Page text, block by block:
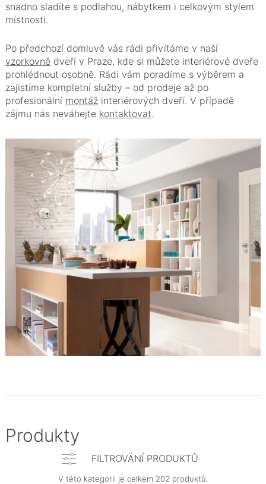
snadno sladíte s podlahou, nábytkem i celkovým stylem
místnosti.
Po předchozí domluvě vás rádi přivítáme v naší
vzorkovnědveří v Praze, kde si můžete interiérové dveře
prohlédnout osobně. Rádi vám poradíme s výběrem a
zajistíme kompletní služby – od prodeje až po
profesionální montážinteriérových dveří. V případě
zájmu nás neváhejte kontaktovat.
Produkty
FILTROVÁNÍ PRODUKTŮ
V této kategorii je celkem 202 produktů.